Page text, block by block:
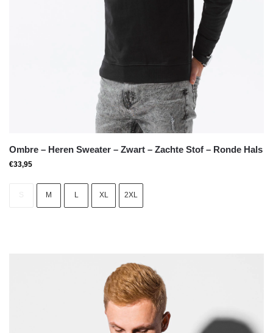
Ombre – Heren Sweater – Zwart – Zachte Stof – Ronde Hals
€33,95
M L XL 2XL